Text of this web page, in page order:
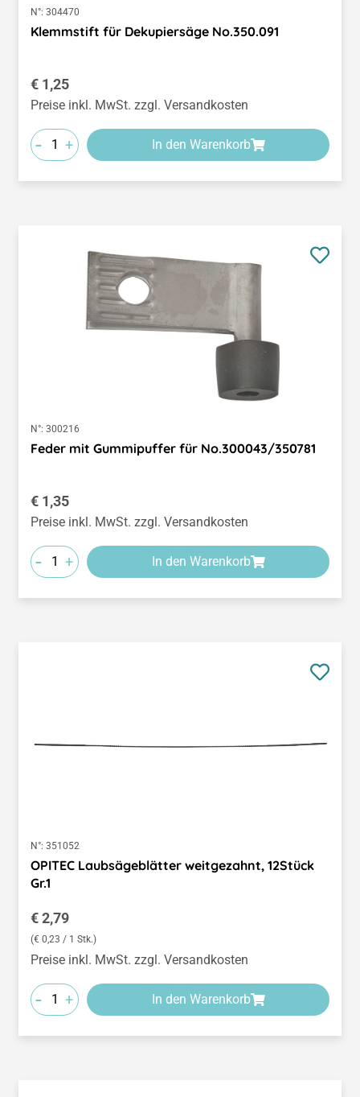
N°: 304470
Klemmstift für Dekupiersäge No.350.091
Regulärer Preis:
€ 1,25
Preise inkl. MwSt. zzgl. Versandkosten
- + In den Warenkorb
N°: 300216
Feder mit Gummipuffer für No.300043/350781
Regulärer Preis:
€ 1,35
Preise inkl. MwSt. zzgl. Versandkosten
- + In den Warenkorb
N°: 351052
OPITEC Laubsägeblätter weitgezahnt, 12Stück
Gr.1
Regulärer Preis:
€ 2,79
(€ 0,23 / 1 Stk.)
Preise inkl. MwSt. zzgl. Versandkosten
- + In den Warenkorb